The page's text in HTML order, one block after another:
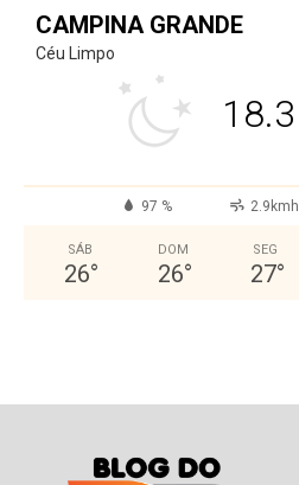
CAMPINA GRANDE
Céu Limpo
18.3
97 % 2.9kmh
SÁB
26°
DOM
26°
SEG
27°